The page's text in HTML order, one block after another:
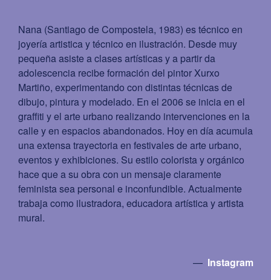
Nana (Santiago de Compostela, 1983) es técnico en
joyería artistica y técnico en ilustración. Desde muy
pequeña asiste a clases artísticas y a partir da
adolescencia recibe formación del pintor Xurxo
Martiño, experimentando con distintas técnicas de
dibujo, pintura y modelado. En el 2006 se inicia en el
graffiti y el arte urbano realizando intervenciones en la
calle y en espacios abandonados. Hoy en día acumula
una extensa trayectoria en festivales de arte urbano,
eventos y exhibiciones. Su estilo colorista y orgánico
hace que a su obra con un mensaje claramente
feminista sea personal e inconfundible. Actualmente
trabaja como ilustradora, educadora artística y artista
mural.
— Instagram